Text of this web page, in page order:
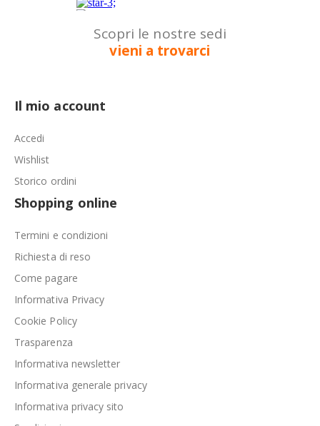
Scopri le nostre sedi
vieni a trovarci
Il mio account
Accedi
Wishlist
Storico ordini
Shopping online
Termini e condizioni
Richiesta di reso
Come pagare
Informativa Privacy
Cookie Policy
Trasparenza
Informativa newsletter
Informativa generale privacy
Informativa privacy sito